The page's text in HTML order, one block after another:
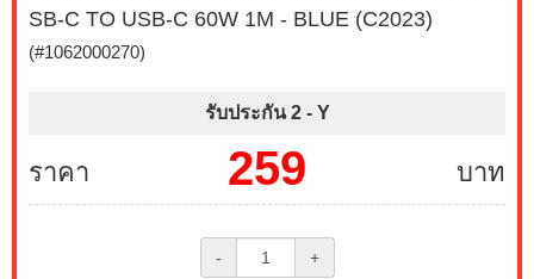
SB-C TO USB-C 60W 1M - BLUE (C2023)
(#1062000270)
รับประกัน 2 - Y
ราคา บาท
259
- +